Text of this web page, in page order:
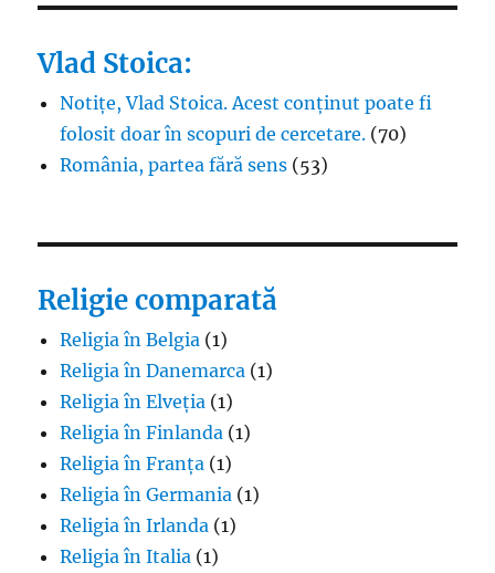
Vlad Stoica:
Notițe, Vlad Stoica. Acest conținut poate fi
folosit doar în scopuri de cercetare. (70)
România, partea fără sens (53)
Religie comparată
Religia în Belgia (1)
Religia în Danemarca (1)
Religia în Elveția (1)
Religia în Finlanda (1)
Religia în Franța (1)
Religia în Germania (1)
Religia în Irlanda (1)
Religia în Italia (1)